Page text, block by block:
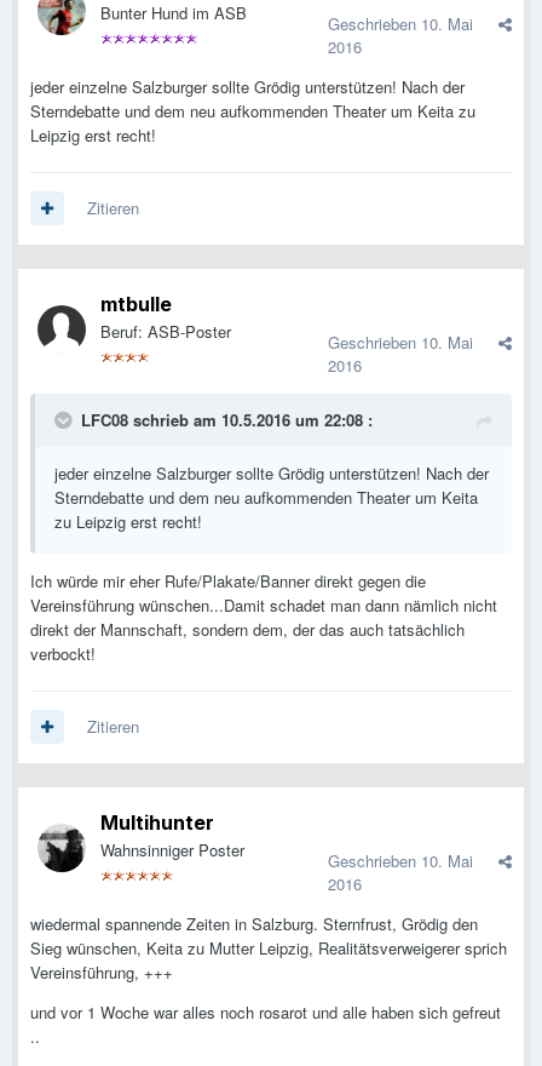
Bunter Hund im ASB Geschrieben 10. Mai
2016
jeder einzelne Salzburger sollte Grödig unterstützen! Nach der
Sterndebatte und dem neu aufkommenden Theater um Keita zu
Leipzig erst recht!
Zitieren
mtbulle
Beruf: ASB-Poster Geschrieben 10. Mai
2016
LFC08 schrieb am 10.5.2016 um 22:08 :
jeder einzelne Salzburger sollte Grödig unterstützen! Nach der
Sterndebatte und dem neu aufkommenden Theater um Keita
zu Leipzig erst recht!
Ich würde mir eher Rufe/Plakate/Banner direkt gegen die
Vereinsführung wünschen...Damit schadet man dann nämlich nicht
direkt der Mannschaft, sondern dem, der das auch tatsächlich
verbockt!
Zitieren
Multihunter
Wahnsinniger Poster Geschrieben 10. Mai
2016
wiedermal spannende Zeiten in Salzburg. Sternfrust, Grödig den
Sieg wünschen, Keita zu Mutter Leipzig, Realitätsverweigerer sprich
Vereinsführung, +++
und vor 1 Woche war alles noch rosarot und alle haben sich gefreut
..